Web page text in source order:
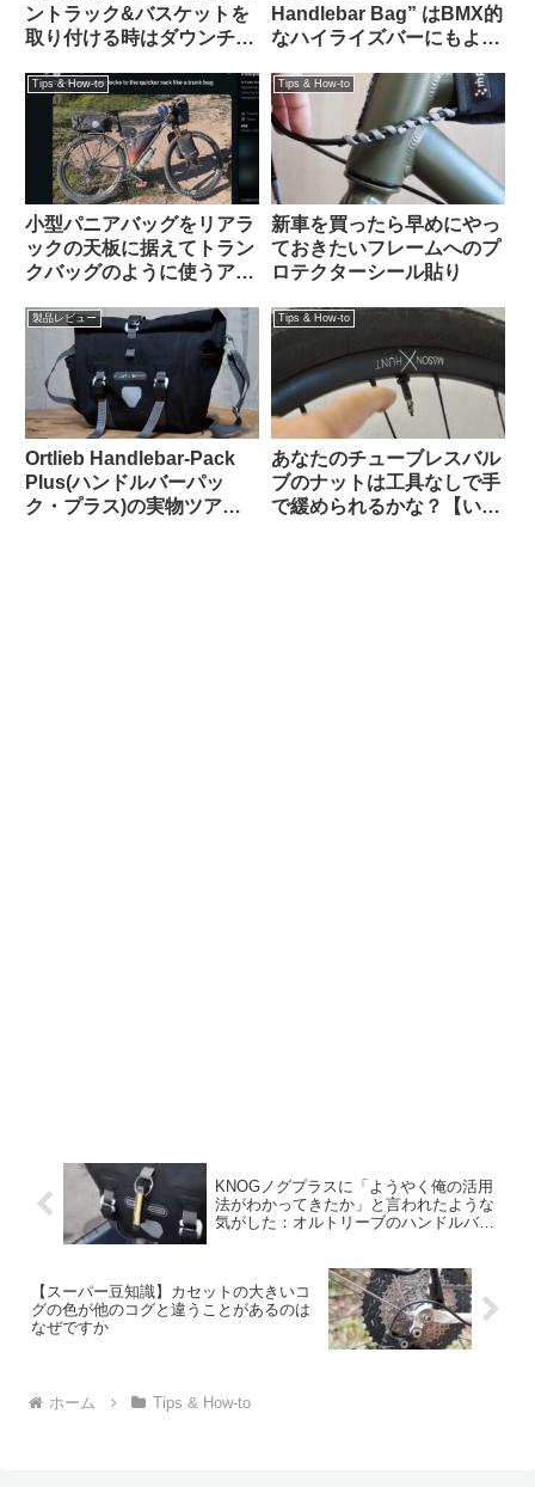
ントラック&バスケットを
取り付ける時はダウンチュ
ルを切って確認すべし
Handlebar Bag” はBMX的
なハイライズバーにもよく
【Tern CRESTで使う】
Tips & How-to
小型パニアバッグをリアラ
ックの天板に据えてトラン
クバッグのように使うアイ
ら）Ortlieb Gravel-Pack /
Quick-Rack
Tips & How-to
新車を買ったら早めにやっ
ておきたいフレームへのプ
ロテクターシール貼り
製品レビュー
Ortlieb Handlebar-Pack
Plus(ハンドルバーパッ
ク・プラス)の実物ツア
Tips & How-to
あなたのチューブレスバル
ブのナットは工具なしで手
で緩められるかな？【いま
KNOGノグプラスに「ようやく俺の活用
法がわかってきたか」と言われたような
気がした：オルトリーブのハンドルバー
【スーパー豆知識】カセットの大きいコ
グの色が他のコグと違うことがあるのは
なぜですか
ホーム Tips & How-to